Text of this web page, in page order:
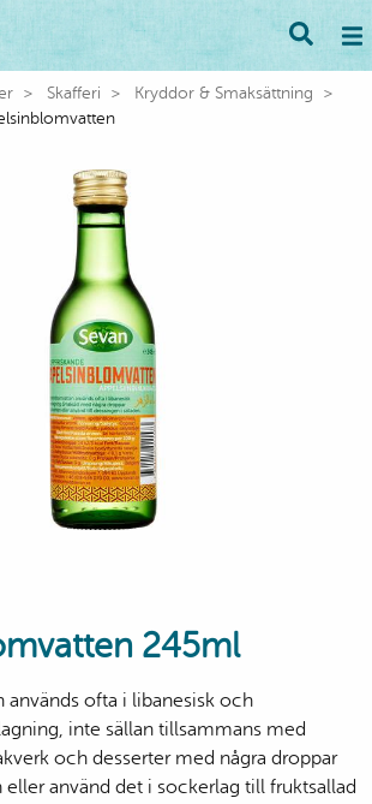
Skafferi
Kryddor & Smaksättning
245ml
ofta i libanesisk och
inte sällan tillsammans med
och desserter med några droppar
använd det i sockerlag till fruktsallad